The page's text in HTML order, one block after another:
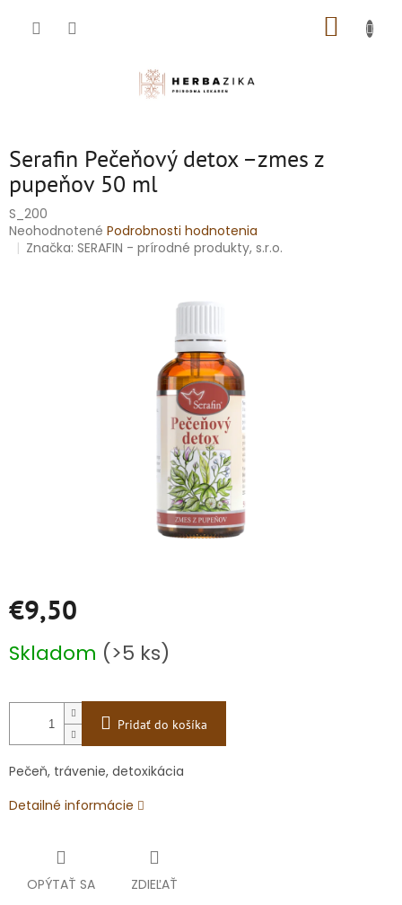
Serafin Pečeňový detox –zmes z
pupeňov 50 ml
S_200
Priemerné
hodnotenie
Neohodnotené Podrobnosti hodnotenia
Značka:SERAFIN - prírodné produkty, s.r.o.
€9,50
cena:
Skladom (>5 ks)
Pridať do košíka
Pečeň, trávenie, detoxikácia
Detailné informácie
OPÝTAŤ SA ZDIEĽAŤ